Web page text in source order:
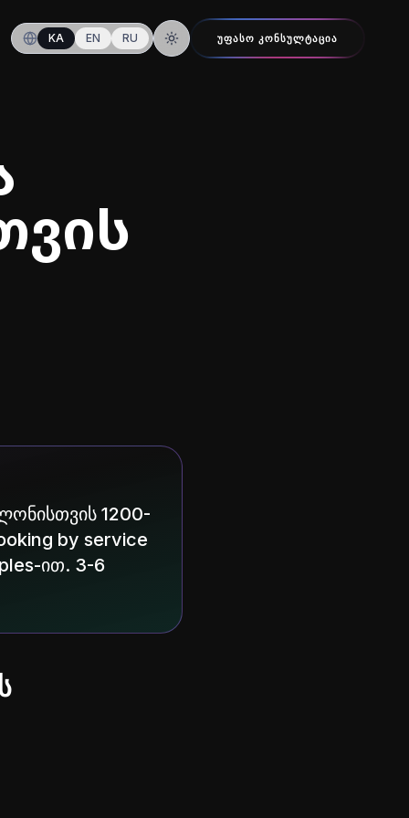
KA EN RU
ღამის რეჟიმზე გადართვა
ᲣᲤᲐᲡᲝ ᲙᲝᲜᲡᲣᲚᲢᲐᲪᲘᲐ
1200-
by service
ით. 3-6